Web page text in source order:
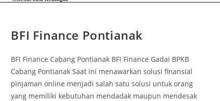
BFI Finance Pontianak
BFI Finance Cabang Pontianak BFI Finance Gadai BPKB
Cabang Pontianak Saat ini menawarkan solusi finansial
pinjaman online menjadi salah satu solusi untuk orang
yang memiliki kebutuhan mendadak maupun mendesak